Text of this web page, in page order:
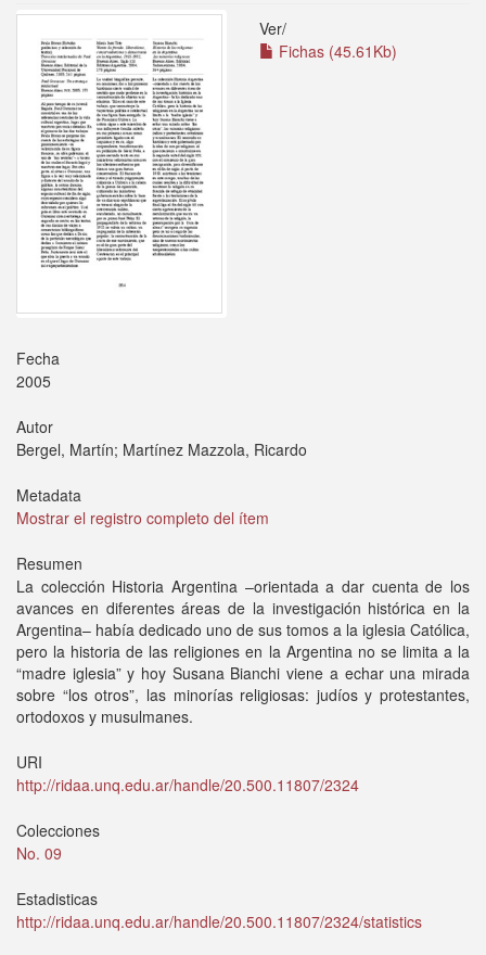
Ver/
Fichas (45.61Kb)
Fecha
2005
Autor
Bergel, Martín; Martínez Mazzola, Ricardo
Metadata
Mostrar el registro completo del ítem
Resumen
La colección Historia Argentina –orientada a dar cuenta de los
avances en diferentes áreas de la investigación histórica en la
Argentina– había dedicado uno de sus tomos a la iglesia Católica,
pero la historia de las religiones en la Argentina no se limita a la
“madre iglesia” y hoy Susana Bianchi viene a echar una mirada
sobre “los otros”, las minorías religiosas: judíos y protestantes,
ortodoxos y musulmanes.
URI
http://ridaa.unq.edu.ar/handle/20.500.11807/2324
Colecciones
No. 09
Estadisticas
http://ridaa.unq.edu.ar/handle/20.500.11807/2324/statistics